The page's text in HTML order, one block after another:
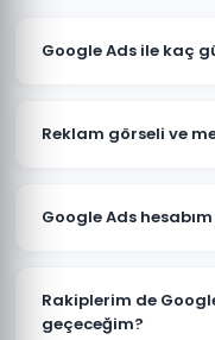
Google Ads ile kaç
kampanyası
Reklam görseli ve
görsel tasarımlar ve
Google Ads
müşterimize aittir.
seviyesinde değil,
Rakiplerim de
geçeceğim?